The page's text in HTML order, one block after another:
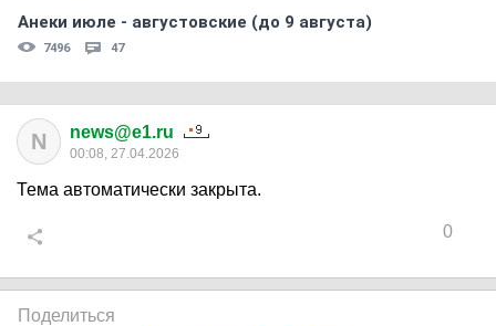
Анеки июле - августовские (до 9 августа)
7496 47
N news@e1.ru
00:08, 27.04.2026
Тема автоматически закрыта.
0
Поделиться